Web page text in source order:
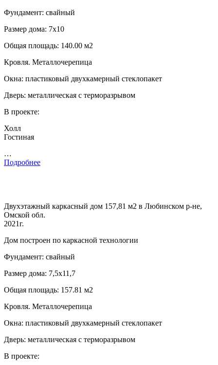
Фундамент: свайный
Размер дома: 7х10
Общая площадь: 140.00 м2
Кровля. Металлочерепица
Окна: пластиковый двухкамерный стеклопакет
Дверь: металлическая с терморазрывом
В проекте:
Холл
Гостиная
…
Подробнее
Двухэтажный каркасный дом 157,81 м2 в Любинском р-не,
Омской обл.
2021г.
Дом построен по каркасной технологии
Фундамент: свайный
Размер дома: 7,5х11,7
Общая площадь: 157.81 м2
Кровля. Металлочерепица
Окна: пластиковый двухкамерный стеклопакет
Дверь: металлическая с терморазрывом
В проекте: